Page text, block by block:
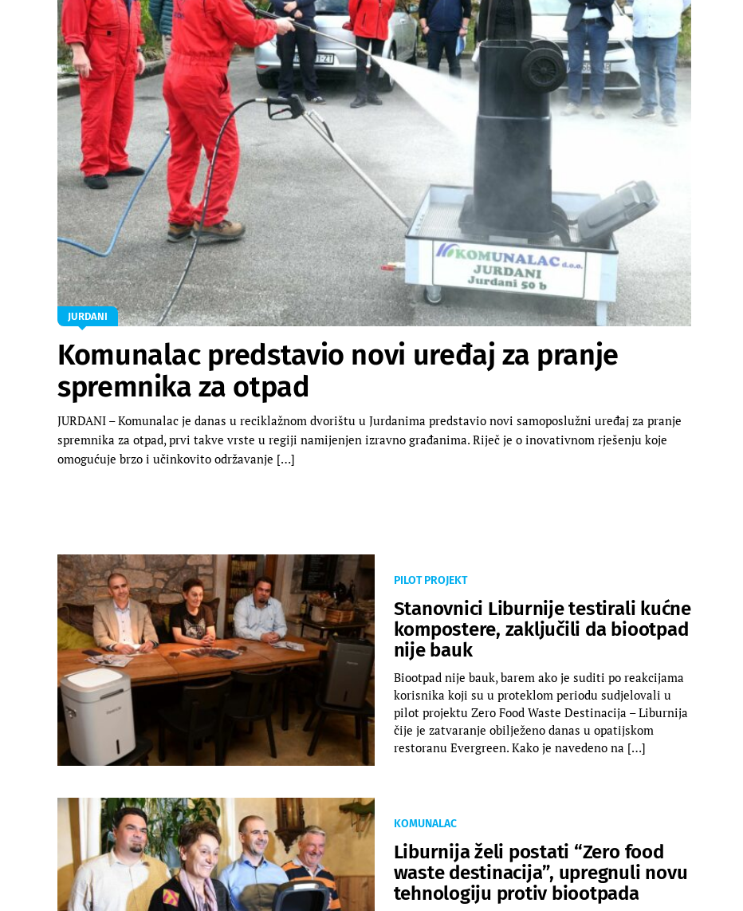
JURDANI
Komunalac predstavio novi uređaj za pranje
spremnika za otpad
JURDANI – Komunalac je danas u reciklažnom dvorištu u Jurdanima predstavio novi samoposlužni uređaj za pranje
spremnika za otpad, prvi takve vrste u regiji namijenjen izravno građanima. Riječ je o inovativnom rješenju koje
omogućuje brzo i učinkovito održavanje […]
PILOT PROJEKT
Stanovnici Liburnije testirali kućne
kompostere, zaključili da biootpad
nije bauk
Biootpad nije bauk, barem ako je suditi po reakcijama
korisnika koji su u proteklom periodu sudjelovali u
pilot projektu Zero Food Waste Destinacija – Liburnija
čije je zatvaranje obilježeno danas u opatijskom
restoranu Evergreen. Kako je navedeno na […]
KOMUNALAC
Liburnija želi postati “Zero food
waste destinacija”, upregnuli novu
tehnologiju protiv biootpada